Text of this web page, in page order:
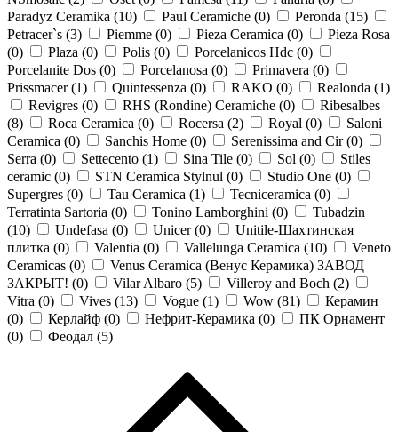
Paradyz Ceramika (10) Paul Ceramiche (0) Peronda (15)
Petracer`s (3) Piemme (0) Pieza Ceramica (0)
Pieza Rosa
(0) Plaza (0) Polis (0) Porcelanicos Hdc (0)
Porcelanite Dos (0) Porcelanosa (0) Primavera (0)
Prissmacer (1) Quintessenza (0) RAKO (0) Realonda (1)
Revigres (0) RHS (Rondine) Ceramiche (0)
Ribesalbes
(8) Roca Ceramica (0) Rocersa (2) Royal (0)
Saloni
Ceramica (0) Sanchis Home (0) Serenissima and Cir (0)
Serra (0) Settecento (1) Sina Tile (0) Sol (0)
Stiles
ceramic (0) STN Ceramica Stylnul (0) Studio One (0)
Supergres (0) Tau Ceramica (1) Tecniceramica (0)
Terratinta Sartoria (0) Tonino Lamborghini (0)
Tubadzin
(10) Undefasa (0) Unicer (0)
Unitile-Шахтинская
плитка (0) Valentia (0) Vallelunga Ceramica (10)
Veneto
Ceramicas (0)
Venus Ceramica (Венус Керамика) ЗАВОД
ЗАКРЫТ! (0) Vilar Albaro (5) Villeroy and Boch (2)
Vitra (0) Vives (13) Vogue (1) Wow (81)
Керамин
(0) Керлайф (0) Нефрит-Керамика (0)
ПК Орнамент
(0) Феодал (5)